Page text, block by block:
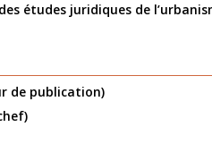
études juridiques de
de publication)